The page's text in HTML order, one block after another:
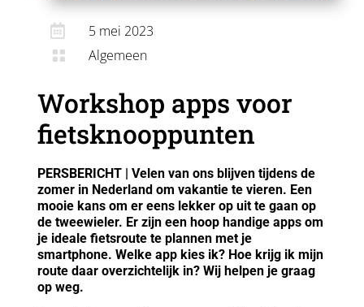
 5 mei 2023
 Algemeen
Workshop apps voor
fietsknooppunten
PERSBERICHT | Velen van ons blijven tijdens de
zomer in Nederland om vakantie te vieren. Een
mooie kans om er eens lekker op uit te gaan op
de tweewieler. Er zijn een hoop handige apps om
je ideale fietsroute te plannen met je
smartphone. Welke app kies ik? Hoe krijg ik mijn
route daar overzichtelijk in? Wij helpen je graag
op weg.